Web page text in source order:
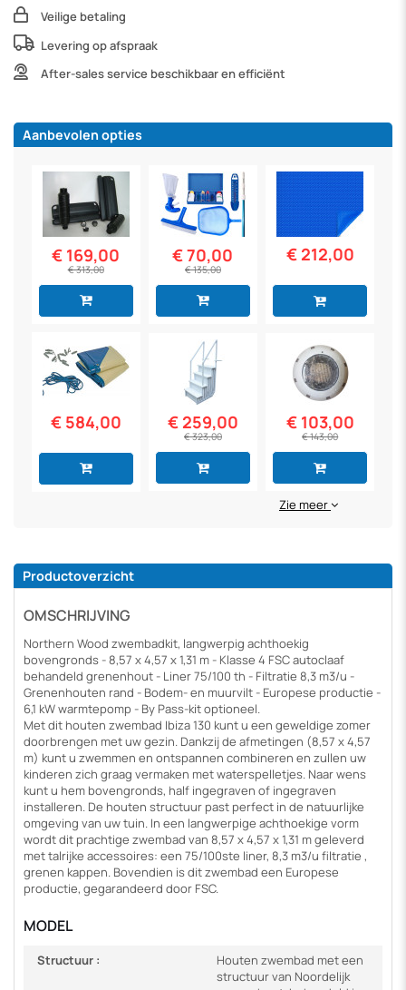
Veilige betaling
Levering op afspraak
After-sales service beschikbaar en efficiënt
Aanbevolen opties
€ 169,00
€ 313,00
€ 70,00
€ 135,00
€ 212,00
€ 584,00 € 259,00
€ 323,00
€ 103,00
€ 143,00
Zie meer
Productoverzicht
OMSCHRIJVING
Northern Wood zwembadkit, langwerpig achthoekig
bovengronds - 8,57 x 4,57 x 1,31 m - Klasse 4 FSC autoclaaf
behandeld grenenhout - Liner 75/100 th - Filtratie 8,3 m3/u -
Grenenhouten rand - Bodem- en muurvilt - Europese productie -
6,1 kW warmtepomp - By Pass-kit optioneel.
Met dit houten zwembad Ibiza 130 kunt u een geweldige zomer
doorbrengen met uw gezin. Dankzij de afmetingen (8,57 x 4,57
m) kunt u zwemmen en ontspannen combineren en zullen uw
kinderen zich graag vermaken met waterspelletjes. Naar wens
kunt u hem bovengronds, half ingegraven of ingegraven
installeren. De houten structuur past perfect in de natuurlijke
omgeving van uw tuin. In een langwerpige achthoekige vorm
wordt dit prachtige zwembad van 8,57 x 4,57 x 1,31 m geleverd
met talrijke accessoires: een 75/100ste liner, 8,3 m3/u filtratie ,
grenen kappen. Bovendien is dit zwembad een Europese
productie, gegarandeerd door FSC.
MODEL
Structuur :
Houten zwembad met een
structuur van Noordelijk